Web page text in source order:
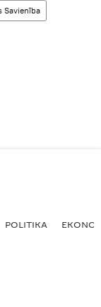
Savienība
POLITIKA